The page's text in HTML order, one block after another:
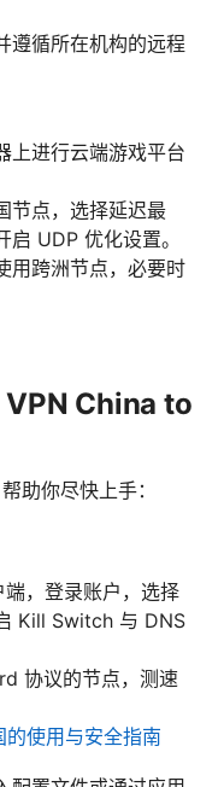
遵循所在机构的远程
上进行云端游戏平台
节点，选择延迟最
UDP 优化设置。
用跨洲节点，必要时
VPN China to
助你尽快上手：
，登录账户，选择
Kill Switch 与 DNS
协议的节点，测速
使用与安全指南